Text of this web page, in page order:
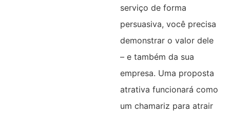
serviço de forma
persuasiva, você precisa
demonstrar o valor dele
– e também da sua
empresa. Uma proposta
atrativa funcionará como
um chamariz para atrair